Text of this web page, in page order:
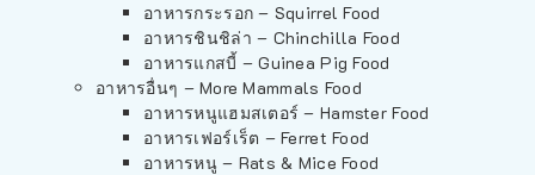
อาหารกระรอก – Squirrel Food
อาหารชินชิล่า – Chinchilla Food
อาหารแกสบี้ – Guinea Pig Food
อาหารอื่นๆ – More Mammals Food
อาหารหนูแฮมสเตอร์ – Hamster Food
อาหารเฟอร์เร็ต – Ferret Food
อาหารหนู – Rats & Mice Food